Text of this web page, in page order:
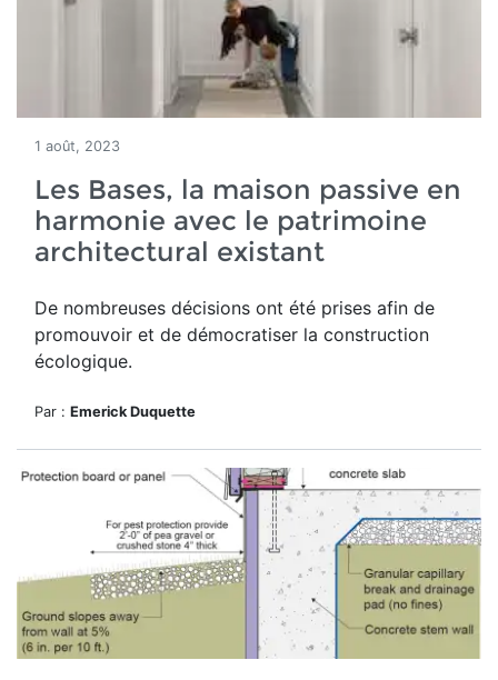
1 août, 2023
Les Bases, la maison passive en
harmonie avec le patrimoine
architectural existant
De nombreuses décisions ont été prises afin de
promouvoir et de démocratiser la construction
écologique.
Par : Emerick Duquette